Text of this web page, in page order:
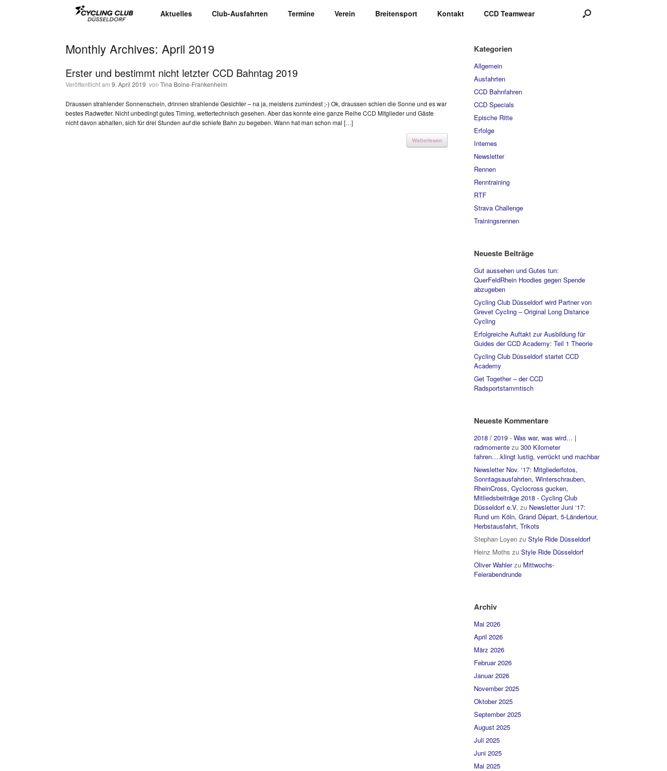
Aktuelles Club-Ausfahrten Termine Verein Breitensport Kontakt CCD Teamwear
Monthly Archives: April 2019
Erster und bestimmt nicht letzter CCD Bahntag 2019
Veröffentlicht am 9. April 2019 von Tina Boine-Frankenheim
Draussen strahlender Sonnenschein, drinnen strahlende Gesichter – na ja, meistens zumindest ;-) Ok, draussen schien die Sonne und es war
bestes Radwetter. Nicht unbedingt gutes Timing, wettertechnisch gesehen. Aber das konnte eine ganze Reihe CCD Mitglieder und Gäste
nicht davon abhalten, sich für drei Stunden auf die schiefe Bahn zu begeben. Wann hat man schon mal […]
Weiterlesen
Kategorien
Allgemein
Ausfahrten
CCD Bahnfahren
CCD Specials
Epische Ritte
Erfolge
Internes
Newsletter
Rennen
Renntraining
RTF
Strava Challenge
Trainingsrennen
Neueste Beiträge
Gut aussehen und Gutes tun:
QuerFeldRhein Hoodies gegen Spende
abzugeben
Cycling Club Düsseldorf wird Partner von
Grevet Cycling – Original Long Distance
Cycling
Erfolgreiche Auftakt zur Ausbildung für
Guides der CCD Academy: Teil 1 Theorie
Cycling Club Düsseldorf startet CCD
Academy
Get Together – der CCD
Radsportstammtisch
Neueste Kommentare
2018 / 2019 - Was war, was wird… |
radmomente zu300 Kilometer
fahren….klingt lustig, verrückt und machbar
Newsletter Nov. ‘17: Mitgliederfotos,
Sonntagsausfahrten, Winterschrauben,
RheinCross, Cyclocross gucken,
Mitliedsbeiträge 2018 - Cycling Club
Düsseldorf e.V. zu Newsletter Juni ‘17:
Rund um Köln, Grand Départ, 5-Ländertour,
Herbstausfahrt, Trikots
Stephan Loyen zuStyle Ride Düsseldorf
Heinz Moths zuStyle Ride Düsseldorf
Oliver Wahlerzu Mittwochs-
Feierabendrunde
Archiv
Mai 2026
April 2026
März 2026
Februar 2026
Januar 2026
November 2025
Oktober 2025
September 2025
August 2025
Juli 2025
Juni 2025
Mai 2025